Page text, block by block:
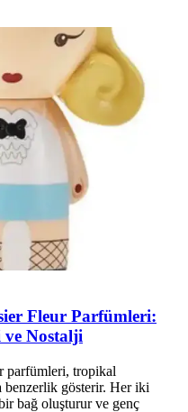
Fleur Parfümleri:
Nostalji
parfümleri, tropikal
benzerlik gösterir. Her iki
bağ oluşturur ve genç